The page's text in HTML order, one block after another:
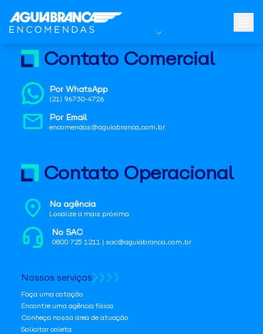
Contato Comercial
Por WhatsApp
(21) 96730-4726
Por Email
encomendas@aguiabranca.com.br
Contato Operacional
Na agência
Localize a mais próxima
No SAC
0800 725 1211 | sac@aguiabranca.com.br
Nossos serviços
Faça uma cotação
Encontre uma agência física
Conheça nossa área de atuação
Solicitar coleta